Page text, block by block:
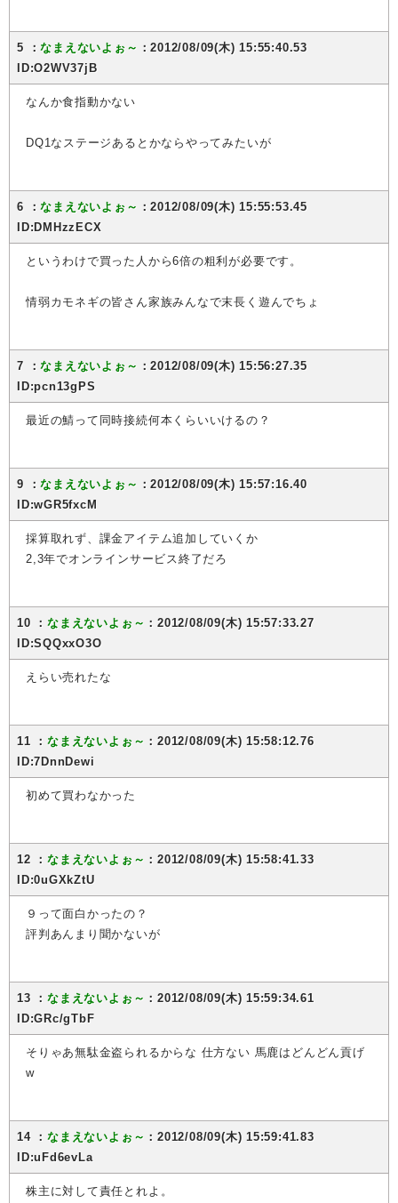
5 ：なまえないよぉ～ ：2012/08/09(木) 15:55:40.53
ID:O2WV37jB
なんか食指動かない
DQ1なステージあるとかならやってみたいが
6 ：なまえないよぉ～ ：2012/08/09(木) 15:55:53.45
ID:DMHzzECX
というわけで買った人から6倍の粗利が必要です。
情弱カモネギの皆さん家族みんなで末長く遊んでちょ
7 ：なまえないよぉ～ ：2012/08/09(木) 15:56:27.35
ID:pcn13gPS
最近の鯖って同時接続何本くらいいけるの？
9 ：なまえないよぉ～ ：2012/08/09(木) 15:57:16.40
ID:wGR5fxcM
採算取れず、課金アイテム追加していくか
2,3年でオンラインサービス終了だろ
10 ：なまえないよぉ～ ：2012/08/09(木) 15:57:33.27
ID:SQQxxO3O
えらい売れたな
11 ：なまえないよぉ～ ：2012/08/09(木) 15:58:12.76
ID:7DnnDewi
初めて買わなかった
12 ：なまえないよぉ～ ：2012/08/09(木) 15:58:41.33
ID:0uGXkZtU
９って面白かったの？
評判あんまり聞かないが
13 ：なまえないよぉ～ ：2012/08/09(木) 15:59:34.61
ID:GRc/gTbF
そりゃあ無駄金盗られるからな 仕方ない 馬鹿はどんどん貢げ
w
14 ：なまえないよぉ～ ：2012/08/09(木) 15:59:41.83
ID:uFd6evLa
株主に対して責任とれよ。